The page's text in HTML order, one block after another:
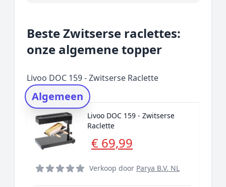
Onze algemene topper
Prijs topper
Rating topper
Onderzoeksmethode
Alternatieven
Prijsniveaus
Beste Zwitserse raclettes:
onze algemene topper
Livoo DOC 159 - Zwitserse Raclette
Algemeen
Livoo DOC 159 - Zwitserse
Raclette
€ 69,99
Verkoop door Parya B.V. NL